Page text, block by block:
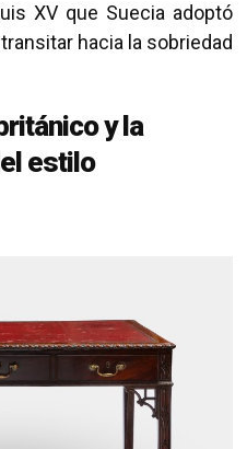
XV que Suecia adoptó
hacia la sobriedad
y la
estilo